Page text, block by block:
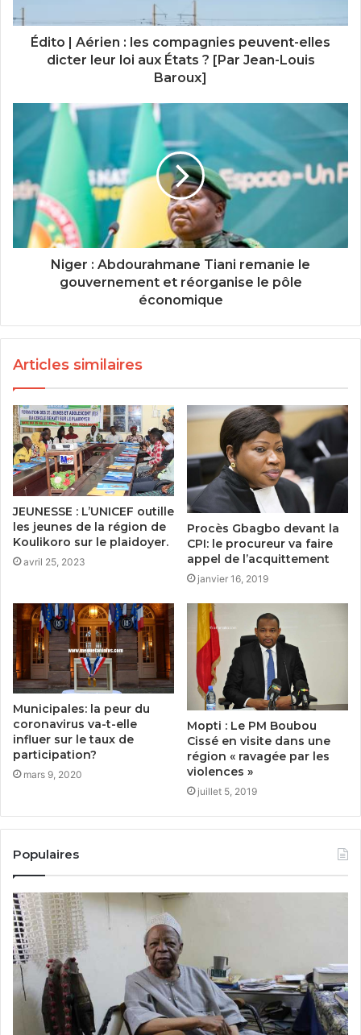
Édito | Aérien : les compagnies peuvent-elles
dicter leur loi aux États ? [Par Jean-Louis
Baroux]
Niger : Abdourahmane Tiani remanie le
gouvernement et réorganise le pôle
économique
Articles similaires
JEUNESSE : L’UNICEF outille
les jeunes de la région de
Koulikoro sur le plaidoyer.
avril 25, 2023
Procès Gbagbo devant la
CPI: le procureur va faire
appel de l’acquittement
janvier 16, 2019
Municipales: la peur du
coronavirus va-t-elle
influer sur le taux de
participation?
mars 9, 2020
Mopti : Le PM Boubou
Cissé en visite dans une
région « ravagée par les
violences »
juillet 5, 2019
Populaires